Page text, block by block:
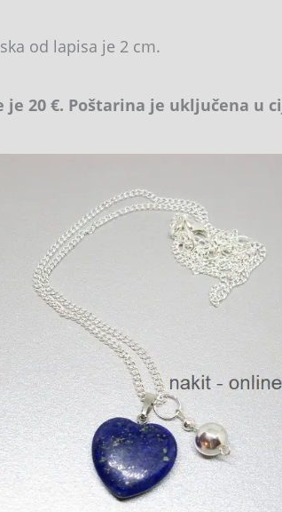
od lapisa je 2 cm.
je 20 €. Poštarina je uključena u